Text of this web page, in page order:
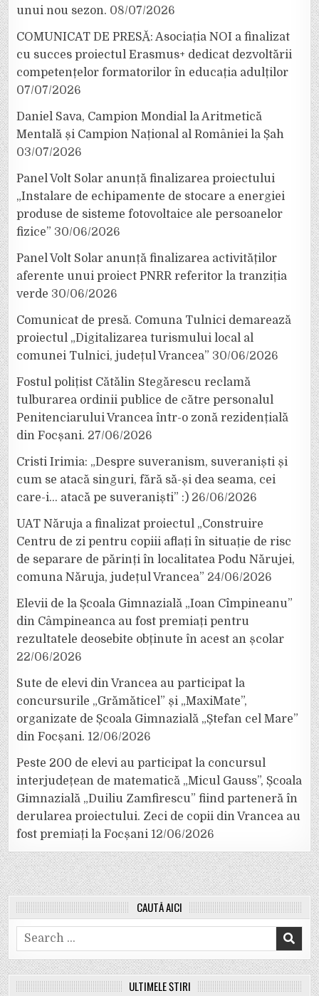
unui nou sezon. 08/07/2026
COMUNICAT DE PRESĂ: Asociația NOI a finalizat
cu succes proiectul Erasmus+ dedicat dezvoltării
competențelor formatorilor în educația adulților
07/07/2026
Daniel Sava, Campion Mondial la Aritmetică
Mentală și Campion Național al României la Șah
03/07/2026
Panel Volt Solar anunță finalizarea proiectului
„Instalare de echipamente de stocare a energiei
produse de sisteme fotovoltaice ale persoanelor
fizice” 30/06/2026
Panel Volt Solar anunță finalizarea activităților
aferente unui proiect PNRR referitor la tranziția
verde 30/06/2026
Comunicat de presă. Comuna Tulnici demarează
proiectul „Digitalizarea turismului local al
comunei Tulnici, județul Vrancea” 30/06/2026
Fostul polițist Cătălin Stegărescu reclamă
tulburarea ordinii publice de către personalul
Penitenciarului Vrancea într-o zonă rezidențială
din Focșani. 27/06/2026
Cristi Irimia: „Despre suveranism, suveraniști și
cum se atacă singuri, fără să-și dea seama, cei
care-i… atacă pe suveraniști” :) 26/06/2026
UAT Năruja a finalizat proiectul „Construire
Centru de zi pentru copiii aflați în situație de risc
de separare de părinți în localitatea Podu Nărujei,
comuna Năruja, județul Vrancea” 24/06/2026
Elevii de la Școala Gimnazială „Ioan Cîmpineanu”
din Câmpineanca au fost premiați pentru
rezultatele deosebite obținute în acest an școlar
22/06/2026
Sute de elevi din Vrancea au participat la
concursurile „Grămăticel” și „MaxiMate”,
organizate de Școala Gimnazială „Ștefan cel Mare”
din Focșani. 12/06/2026
Peste 200 de elevi au participat la concursul
interjudețean de matematică „Micul Gauss”, Școala
Gimnazială „Duiliu Zamfirescu” fiind parteneră în
derularea proiectului. Zeci de copii din Vrancea au
fost premiați la Focșani 12/06/2026
CAUTĂ AICI
Search
for:
ULTIMELE ȘTIRI